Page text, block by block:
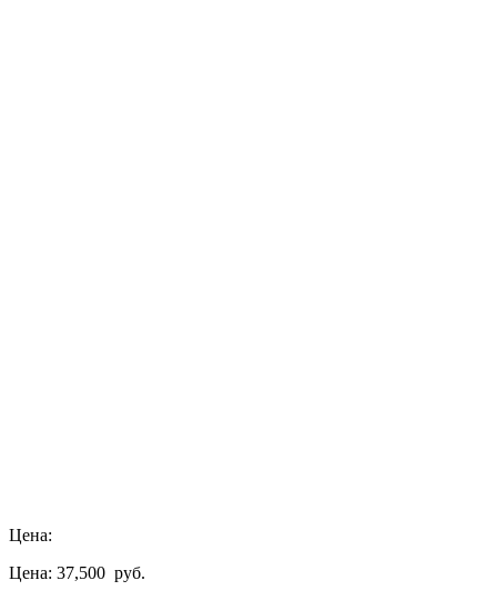
Цена:
Цена: 37,500 руб.